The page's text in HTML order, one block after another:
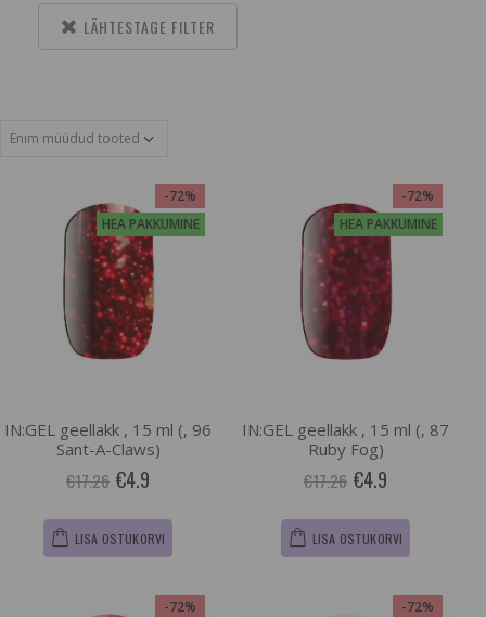
LÄHTESTAGE FILTER
-72%
HEA PAKKUMINE
IN:GEL geellakk , 15 ml (, 96
Sant-A-Claws)
€17.26 €4.9
LISA OSTUKORVI
-72%
HEA PAKKUMINE
IN:GEL geellakk , 15 ml (, 87
Ruby Fog)
€17.26 €4.9
LISA OSTUKORVI
-72%
-72%